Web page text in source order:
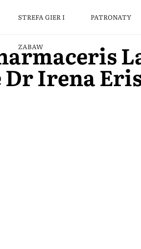
STREFA GIER I
ZABAW
PATRONATY
Irena